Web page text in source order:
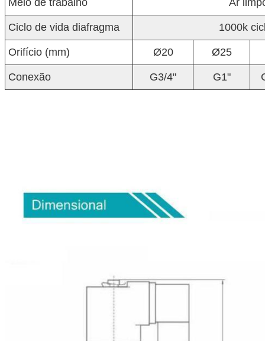
Meio de trabalho Ar
Ciclo de vida diafragma 1000k
Orifício (mm) Ø20 Ø25
Conexão G3/4" G1"